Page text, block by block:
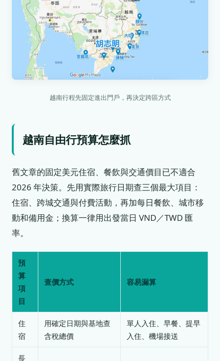
越南行程先固定進出門戶，再決定跨區方式
越南自由行預算怎麼抓
舊文章的固定美元住宿、餐飲與交通價目已不適合
2026 年決策。先用實際旅行日期查三個最大項目：
住宿、跨城交通與付費活動，再加每日餐飲、城市移
動和備用金；換算一律用出發當日 VND／TWD 匯
率。
預
算
項
目
查價方式 容易漏算
住
宿
用確定日期與基地查
含稅總價
單人入住、早餐、提早
入住、機場接送
長